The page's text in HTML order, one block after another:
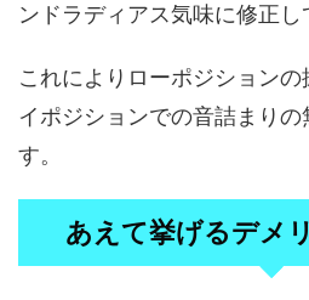
ンドラディアス気味に修正し
これによりローポジション
イポジションでの音詰まり
す。
あえて挙げるデメ